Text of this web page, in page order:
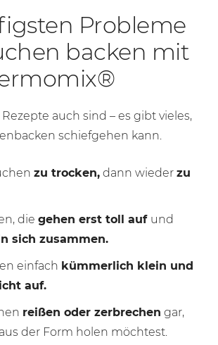
Probleme
backen mit
auch sind – es gibt vieles,
schiefgehen kann.
zu trocken, dann wieder zu
die gehen erst toll auf und
sich zusammen.
einfach kümmerlich klein und
auf.
reißen oder zerbrechen gar,
der Form holen möchtest.